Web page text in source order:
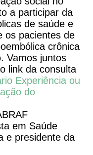
a participar da
de saúde e
os pacientes de
crônica
Vamos juntos
link da consulta
Experiência ou
do
em Saúde
e presidente da